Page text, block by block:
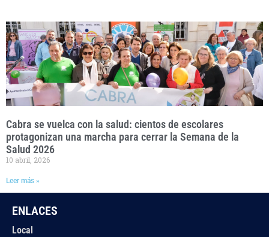
Cabra se vuelca con la salud: cientos de escolares
protagonizan una marcha para cerrar la Semana de la
Salud 2026
10 abril, 2026
Leer más »
ENLACES
Local